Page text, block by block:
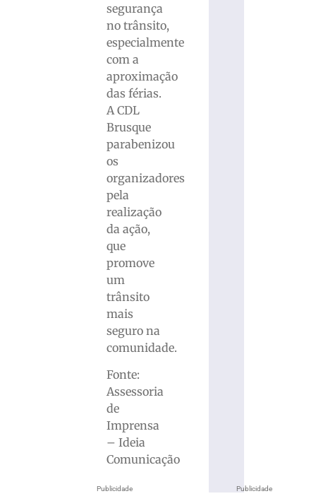
Publicidade
segurança
no trânsito,
especialmente
com a
aproximação
das férias.
A CDL
Brusque
parabenizou
os
organizadores
pela
realização
da ação,
que
promove
um
trânsito
mais
seguro na
comunidade.
Fonte:
Assessoria
de
Imprensa
– Ideia
Comunicação
Publicidade